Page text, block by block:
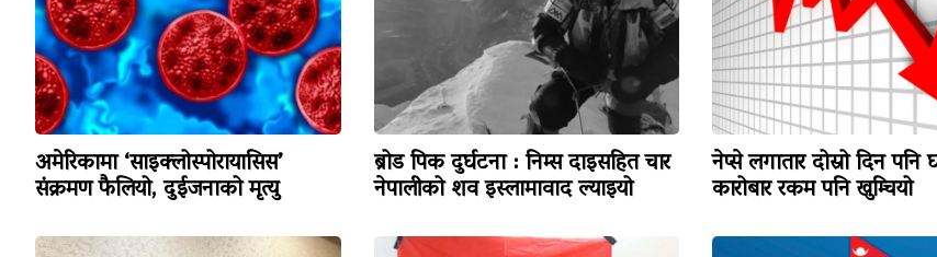
अमेरिकामा ‘साइक्लोस्पोरायासिस’
संक्रमण फैलियो, दुईजनाको मृत्यु
ब्रोड पिक दुर्घटना : निम्स दाइसहित चार
नेपालीको शव इस्लामावाद ल्याइयो
नेप्से लगातार दोस्रो दिन पनि
कारोबार रकम पनि खुम्चियो